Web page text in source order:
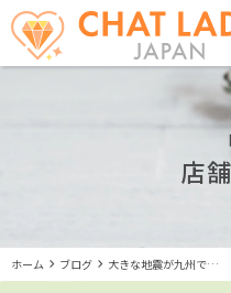
店
ホーム ブログ 大きな地震が九州で…